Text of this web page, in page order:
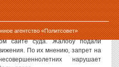
агентство «Политсовет»
оправдали этот запрет
о браке».
принятый Госдумой,
сайте суда. Жалобу подали
По их мнению, запрет на
нарушает